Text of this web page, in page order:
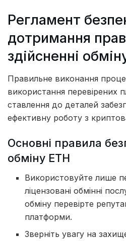
Регламент
дотримання
здійсненні
Правильне виконання
використання перевірених
ставлення до деталей
ефективну роботу з
Основні правила
обміну ETH
Використовуйте лише
ліцензовані обмінні
обміну перевірте
платформи.
Зверніть увагу на